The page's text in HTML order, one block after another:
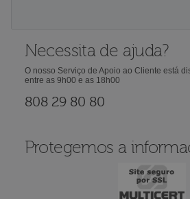
Necessita de ajuda?
O nosso Serviço de Apoio ao Cliente está
entre as 9h00 e as 18h00
808 29 80 80
Protegemos a